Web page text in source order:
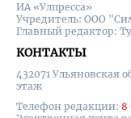
ИА «Улпресса»
Учредитель: ООО
Главный редактор:
КОНТАКТЫ
432071 Ульяновская
этаж
Телефон редакции: 8